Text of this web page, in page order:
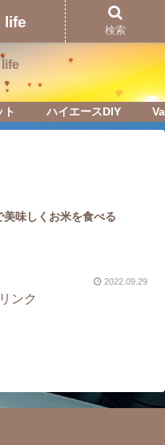
site
life
ハイエースDIY
美味しくお米を食べる
2022.09.29
ンク
life 検索